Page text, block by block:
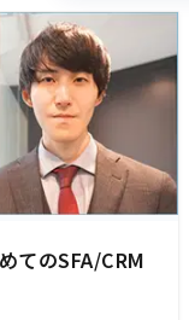
てのSFA/CRM